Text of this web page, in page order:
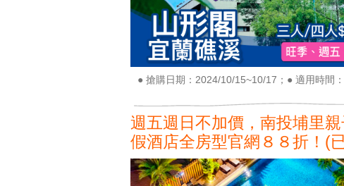
● 搶購日期：2024/10/15~10/17；● 適用時間
週五週日不加價，南投埔里
假酒店全房型官網８８折！(